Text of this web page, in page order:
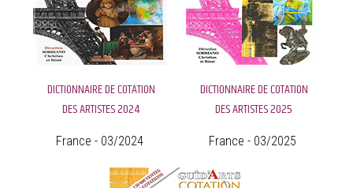
DICTIONNAIRE DE COTATION
DES ARTISTES 2024
France - 03/2024
DICTIONNAIRE DE COTATION
DES ARTISTES 2025
France - 03/2025